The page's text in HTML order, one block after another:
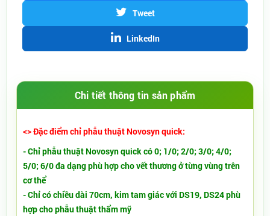
Tweet
LinkedIn
Chi tiết thông tin sản phẩm
<> Đặc điểm chỉ phẫu thuật Novosyn quick:
- Chỉ phẫu thuật Novosyn quick có 0; 1/0; 2/0; 3/0; 4/0;
5/0; 6/0 đa dạng phù hợp cho vết thương ở từng vùng trên
cơ thể
- Chỉ có chiều dài 70cm, kim tam giác với DS19, DS24 phù
hợp cho phẫu thuật thẩm mỹ